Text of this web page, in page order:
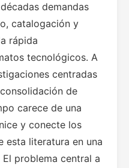
demandas
catalogación y
rápida
tecnológicos. A
centradas
de
carece de una
y conecte los
esta literatura en una
problema central a